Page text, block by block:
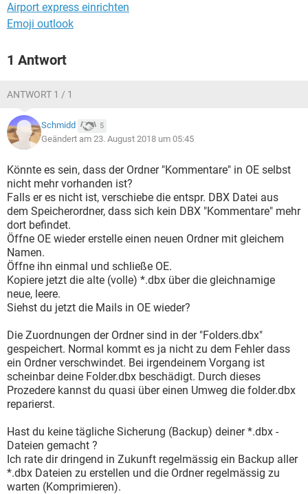
Airport express einrichten
Emoji outlook
1 Antwort
ANTWORT 1 / 1
Schmidd 5
Geändert am 23. August 2018 um 05:45
Könnte es sein, dass der Ordner "Kommentare" in OE selbst
nicht mehr vorhanden ist?
Falls er es nicht ist, verschiebe die entspr. DBX Datei aus
dem Speicherordner, dass sich kein DBX "Kommentare" mehr
dort befindet.
Öffne OE wieder erstelle einen neuen Ordner mit gleichem
Namen.
Öffne ihn einmal und schließe OE.
Kopiere jetzt die alte (volle) *.dbx über die gleichnamige
neue, leere.
Siehst du jetzt die Mails in OE wieder?
Die Zuordnungen der Ordner sind in der "Folders.dbx"
gespeichert. Normal kommt es ja nicht zu dem Fehler dass
ein Ordner verschwindet. Bei irgendeinem Vorgang ist
scheinbar deine Folder.dbx beschädigt. Durch dieses
Prozedere kannst du quasi über einen Umweg die folder.dbx
reparierst.
Hast du keine tägliche Sicherung (Backup) deiner *.dbx -
Dateien gemacht ?
Ich rate dir dringend in Zukunft regelmässig ein Backup aller
*.dbx Dateien zu erstellen und die Ordner regelmässig zu
warten (Komprimieren).